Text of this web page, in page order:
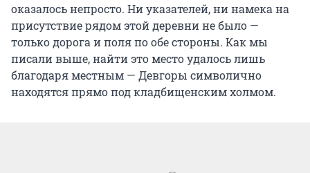
оказалось непросто. Ни указателей, ни намека на
присутствие рядом этой деревни не было —
только дорога и поля по обе стороны. Как мы
писали выше, найти это место удалось лишь
благодаря местным — Девгоры символично
находятся прямо под кладбищенским холмом.